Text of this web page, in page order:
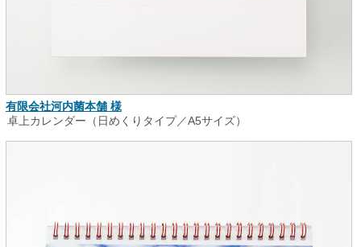
有限会社河内菌本舗 様
卓上カレンダー（日めくりタイプ／A5サイズ）